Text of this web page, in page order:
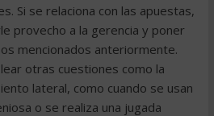
Si se relaciona con las apuestas,
provecho a la gerencia y poner
mencionados anteriormente.
otras cuestiones como la
lateral, como cuando se usan
o se realiza una jugada